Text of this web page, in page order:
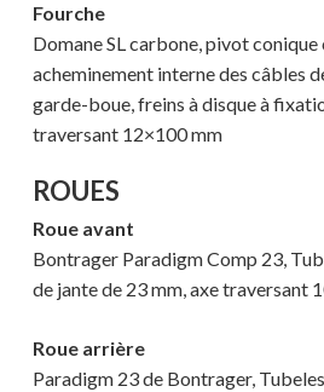
Fourche
Domane SL carbone, pivot conique
acheminement interne des câbles
garde-boue, freins à disque à
traversant 12×100 mm
ROUES
Roue avant
Bontrager Paradigm Comp 23,
de jante de 23 mm, axe traversant
Roue arrière
Paradigm 23 de Bontrager,